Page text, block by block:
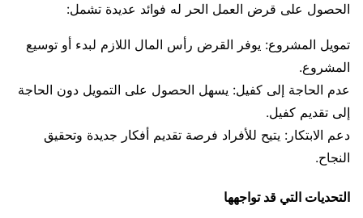
الحصول على قرض العمل الحر له فوائد عديدة تشمل:
تمويل المشروع: يوفر القرض رأس المال اللازم لبدء أو توسيع
المشروع.
عدم الحاجة إلى كفيل: يسهل الحصول على التمويل دون الحاجة
إلى تقديم كفيل.
دعم الابتكار: يتيح للأفراد فرصة تقديم أفكار جديدة وتحقيق
النجاح.
التحديات التي قد تواجهها